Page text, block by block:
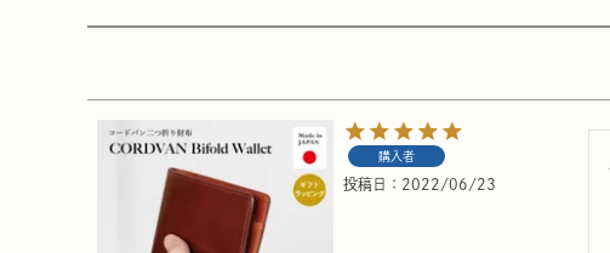
購入者
投稿日 2022/06/23